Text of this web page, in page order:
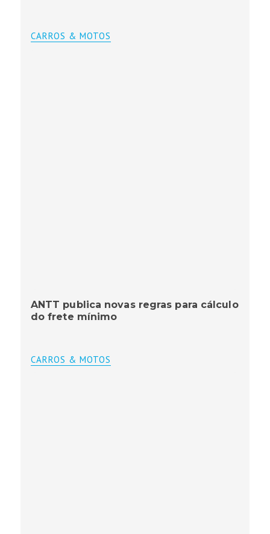
CARROS & MOTOS
ANTT publica novas regras para cálculo
do frete mínimo
CARROS & MOTOS